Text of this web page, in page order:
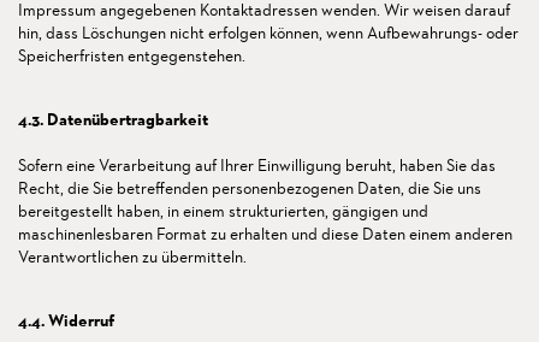
Impressum angegebenen Kontaktadressen wenden. Wir weisen darauf
hin, dass Löschungen nicht erfolgen können, wenn Aufbewahrungs- oder
Speicherfristen entgegenstehen.
4.3. Datenübertragbarkeit
Sofern eine Verarbeitung auf Ihrer Einwilligung beruht, haben Sie das
Recht, die Sie betreffenden personenbezogenen Daten, die Sie uns
bereitgestellt haben, in einem strukturierten, gängigen und
maschinenlesbaren Format zu erhalten und diese Daten einem anderen
Verantwortlichen zu übermitteln.
4.4. Widerruf